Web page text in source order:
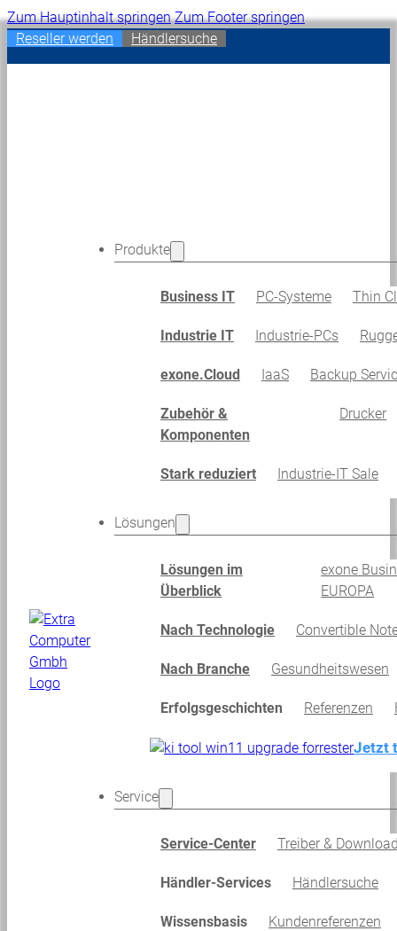
Zum Hauptinhalt springen Zum Footer springen
Reseller werden
Händlersuche
Produkte
Business IT PC-Systeme Thin
Industrie IT Industrie-PCs
exone.Cloud IaaS Backup
Zubehör &
Komponenten
Drucker
Stark reduziert Industrie-IT Sale
Lösungen
Lösungen im
Überblick
exone
EUROPA
Nach Technologie Convertible
Nach Branche Gesundheitswesen
Erfolgsgeschichten Referenzen
Jetzt
Service
Service-Center Treiber &
Händler-Services Händlersuche
Wissensbasis Kundenreferenzen